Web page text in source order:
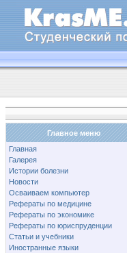
Главное меню
Главная
Галерея
Истории болезни
Новости
Осваиваем компьютер
Рефераты по медицине
Рефераты по экономике
Рефераты по юриспруденции
Статьи и учебники
Иностранные языки